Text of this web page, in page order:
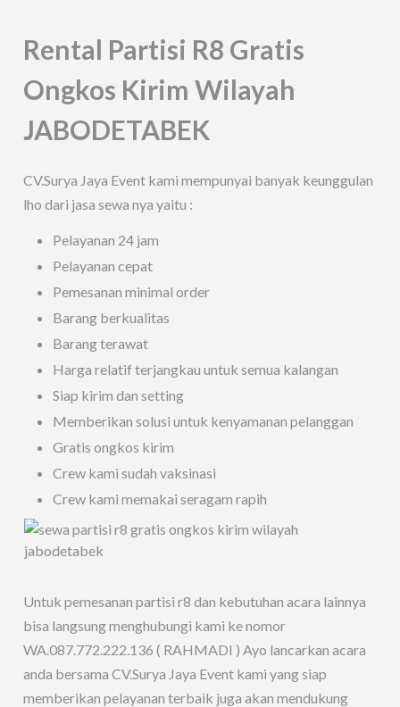
Rental Partisi R8 Gratis
Ongkos Kirim Wilayah
JABODETABEK
CV.Surya Jaya Event kami mempunyai banyak keunggulan
lho dari jasa sewa nya yaitu :
Pelayanan 24 jam
Pelayanan cepat
Pemesanan minimal order
Barang berkualitas
Barang terawat
Harga relatif terjangkau untuk semua kalangan
Siap kirim dan setting
Memberikan solusi untuk kenyamanan pelanggan
Gratis ongkos kirim
Crew kami sudah vaksinasi
Crew kami memakai seragam rapih
Untuk pemesanan partisi r8 dan kebutuhan acara lainnya
bisa langsung menghubungi kami ke nomor
WA.087.772.222.136 ( RAHMADI ) Ayo lancarkan acara
anda bersama CV.Surya Jaya Event kami yang siap
memberikan pelayanan terbaik juga akan mendukung